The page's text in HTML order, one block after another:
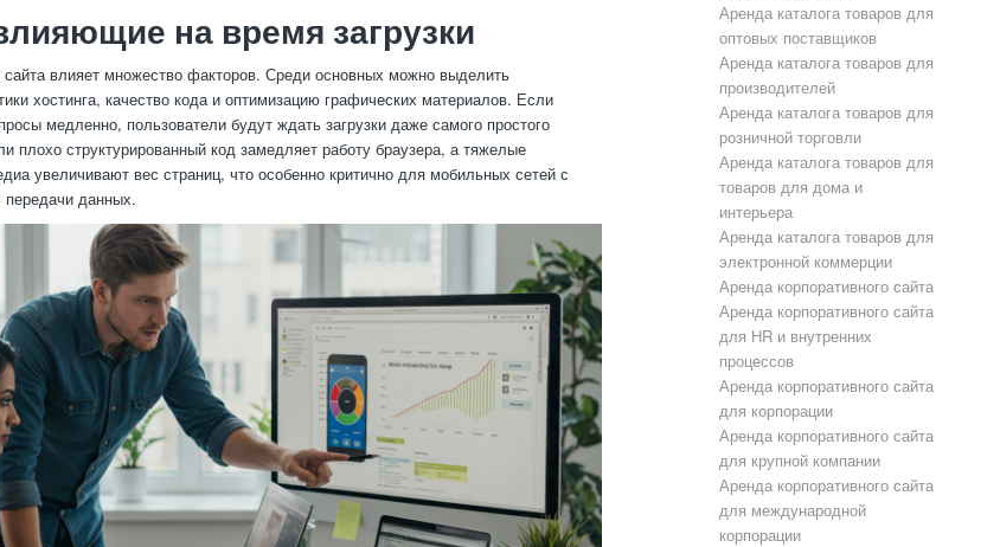
на время загрузки
сайта влияет множество факторов. Среди основных можно выделить
хостинга, качество кода и оптимизацию графических материалов. Если
медленно, пользователи будут ждать загрузки даже самого простого
плохо структурированный код замедляет работу браузера, а тяжелые
увеличивают вес страниц, что особенно критично для мобильных сетей с
передачи данных.
Аренда каталога товаров для
оптовых поставщиков
Аренда каталога товаров для
производителей
Аренда каталога товаров для
розничной торговли
Аренда каталога товаров для
товаров для дома и
интерьера
Аренда каталога товаров для
электронной коммерции
Аренда корпоративного сайта
Аренда корпоративного сайта
для HR и внутренних
процессов
Аренда корпоративного сайта
для корпорации
Аренда корпоративного сайта
для крупной компании
Аренда корпоративного сайта
для международной
корпорации